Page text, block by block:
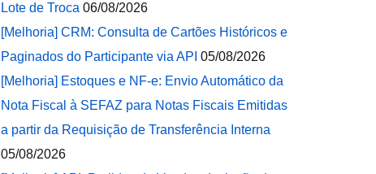
Lote de Troca 06/08/2026
[Melhoria] CRM: Consulta de Cartões Históricos e
Paginados do Participante via API 05/08/2026
[Melhoria] Estoques e NF-e: Envio Automático da
Nota Fiscal à SEFAZ para Notas Fiscais Emitidas
a partir da Requisição de Transferência Interna
05/08/2026